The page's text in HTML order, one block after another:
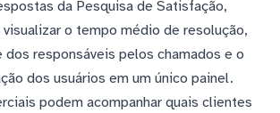
da Pesquisa de Satisfação,
o tempo médio de resolução,
dos responsáveis pelos chamados e o
dos usuários em um único painel.
podem acompanhar quais clientes